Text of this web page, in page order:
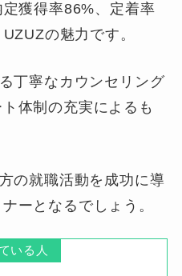
獲得率86%、定着率
の魅力です。
丁寧なカウンセリング
体制の充実によるも
の就職活動を成功に導
ーとなるでしょう。
いる人